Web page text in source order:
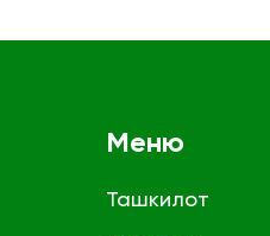
Меню
Ташкилот